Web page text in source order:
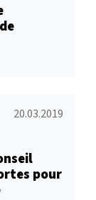
20.03.2019
pour